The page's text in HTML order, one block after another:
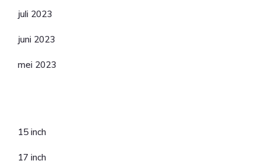
juli 2023
juni 2023
mei 2023
15 inch
17 inch